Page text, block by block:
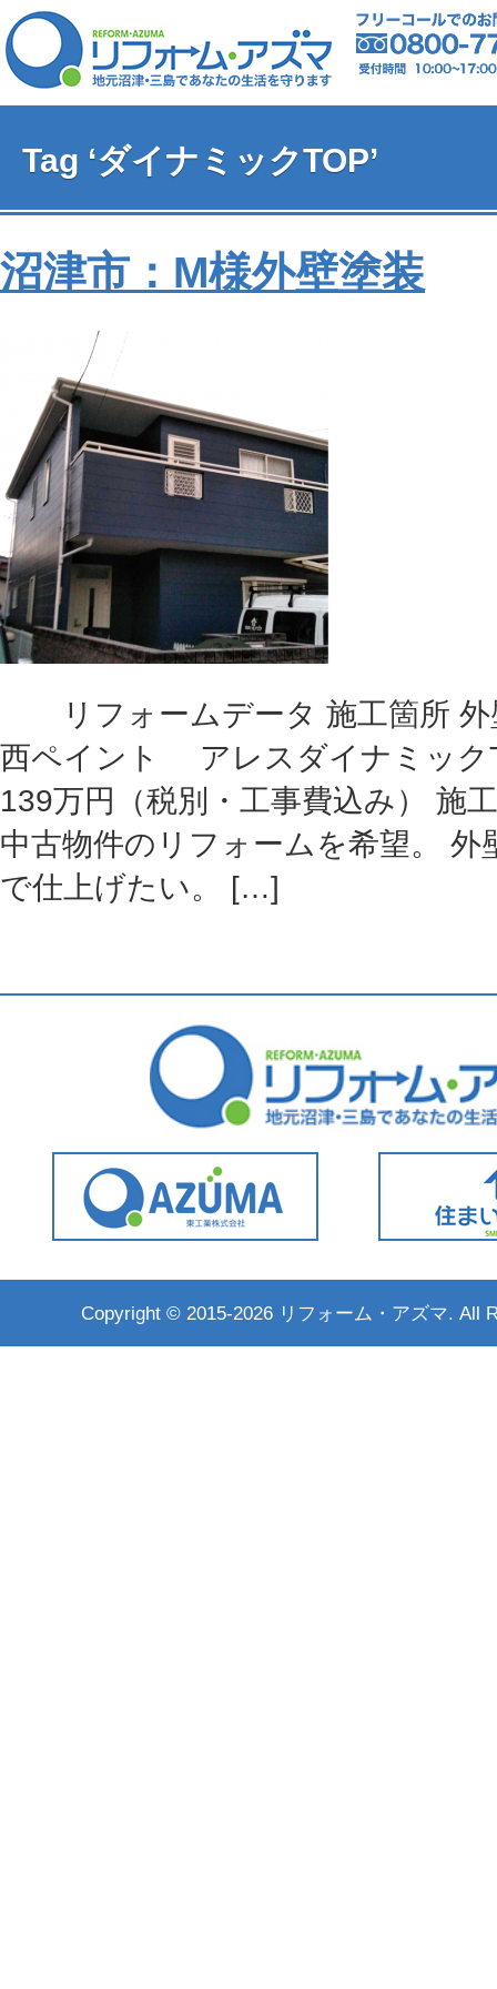
Tag ‘ダイナミックTOP’
沼津市：M様外壁塗装
リフォームデータ 施工箇所 外
西ペイント アレスダイナミック
139万円（税別・工事費込み） 施
中古物件のリフォームを希望。 外
で仕上げたい。 […]
Copyright © 2015-2026 リフォーム・アズマ. All